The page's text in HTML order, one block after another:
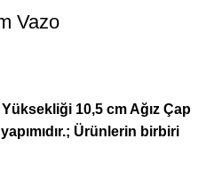
Vazo
10,5 cm Ağız Çap
Ürünlerin birbiri